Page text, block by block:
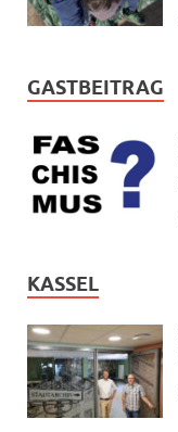
GASTBEITRAG
KASSEL